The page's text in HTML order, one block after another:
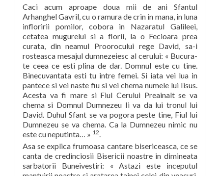
Caci acum aproape doua mii de ani Sfantul
Arhanghel Gavril, cu o ramura de crin in mana, in luna
infloririi pomilor, cobora in Nazaratul Galileei,
cetatea mugurelui si a florii, la o Fecioara prea
curata, din neamul Proorocului rege David, sa-i
rosteasca mesajul dumnezeiesc al cerului: « Bucura-
te ceea ce esti plina de dar. Domnul este cu tine.
Binecuvantata esti tu intre femei. Si iata vei lua in
pantece si vei naste fiu si vei chema numele lui Iisus.
Acesta va fi mare si Fiul Cerului Preainalt se va
chema si Domnul Dumnezeu Ii va da lui tronul lui
David. Duhul Sfant se va pogora peste tine, Fiul lui
Dumnezeu se va chema. Ca la Dumnezeu nimic nu
este cu neputinta… » 12.
Asa se explica frumoasa cantare bisericeasca, ce se
canta de credinciosii Bisericii noastre in dimineata
sarbatorii Buneivestiri: « Astazi este inceputul